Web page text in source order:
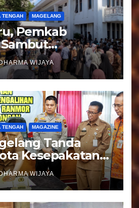
TENGAH MAGELANG
Pemkab
Jemaah Haji
WIJAYA
TENGAH MAGAZINE
Tanda
Kesepakatan
Pelayanan
Kecamatan
WIJAYA